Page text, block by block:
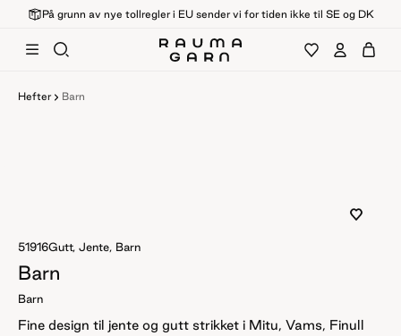
På grunn av nye tollregler i EU sender vi for tiden ikke til SE og DK
Hefter Barn
51916Gutt, Jente, Barn
Barn
Barn
Fine design til jente og gutt strikket i Mitu, Vams, Finull